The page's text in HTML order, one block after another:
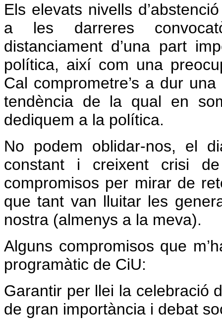
Els elevats nivells
a les darreres
distanciament d’una part
política, així com una
Cal comprometre’s a dur
tendència de la qual en
dediquem a la política.
No podem oblidar-nos, el
constant i creixent crisi
compromisos per mirar de
que tant van lluitar les
nostra (almenys a la meva).
Alguns compromisos que
programàtic de CiU:
Garantir per llei la celebració
de gran importància i debat